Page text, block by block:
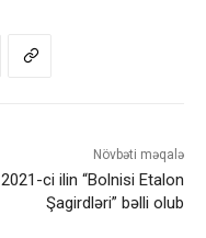
Növbəti məqalə
2021-ci ilin “Bolnisi Etalon
Şagirdləri” bəlli olub